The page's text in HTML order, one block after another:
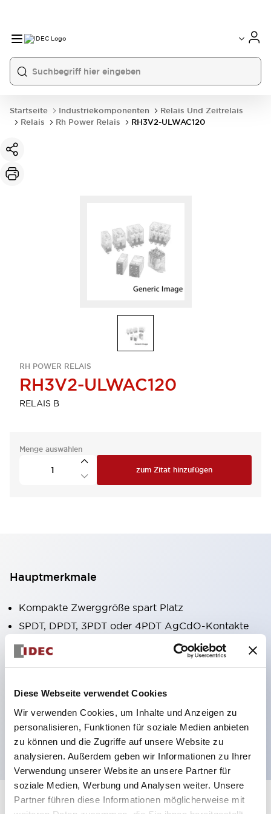
Diese Webseite verwendet Cookies
Wir verwenden Cookies, um Inhalte und Anzeigen zu
personalisieren, Funktionen für soziale Medien anbieten
zu können und die Zugriffe auf unsere Website zu
analysieren. Außerdem geben wir Informationen zu Ihrer
Verwendung unserer Website an unsere Partner für
soziale Medien, Werbung und Analysen weiter. Unsere
Partner führen diese Informationen möglicherweise mit
Startseite Industriekomponenten
Relais Und Zeitrelais
Relais
Rh Power Relais RH3V2-ULWAC120
RH POWER RELAIS
RH3V2-ULWAC120
RELAIS B
Menge auswählen
zum Zitat hinzufügen
Hauptmerkmale
Kompakte Zwerggröße spart Platz
SPDT, DPDT, 3PDT oder 4PDT AgCdO-Kontakte
Hohe Schaltleistung (10A)
Optionen umfassen Kontrollleuchte und Prüftaste
Montageoptionen umfassen Top-Montage, DIN-
Fassung oder Frontplattenfassung
Spezifikationen Alle erweitern